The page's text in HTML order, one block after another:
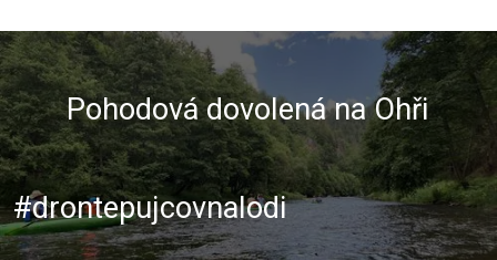
Pohodová dovolená na Ohři
#drontepujcovnalodi